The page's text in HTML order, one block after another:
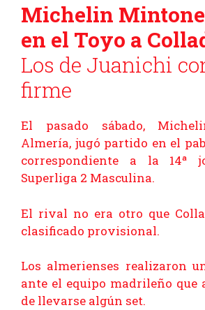
Michelin
en el Toyo a
Los de Juanichi
firme
El pasado sábado,
Almería, jugó partido en el
correspondiente a la 14ª
Superliga 2 Masculina.
El rival no era otro que
clasificado provisional.
Los almerienses realizaron
ante el equipo madrileño que
de llevarse algún set.